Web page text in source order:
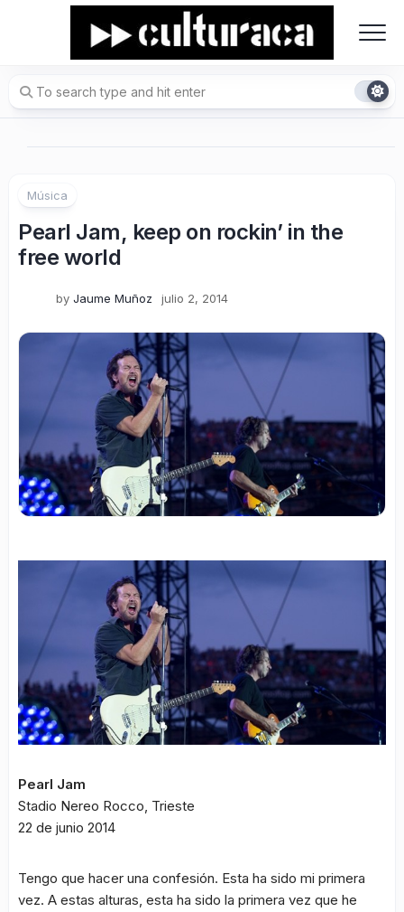
Música
Pearl Jam, keep on rockin’ in the
free world
by Jaume Muñoz julio 2, 2014
Pearl Jam
Stadio Nereo Rocco, Trieste
22 de junio 2014
Tengo que hacer una confesión. Esta ha sido mi primera
vez. A estas alturas, esta ha sido la primera vez que he